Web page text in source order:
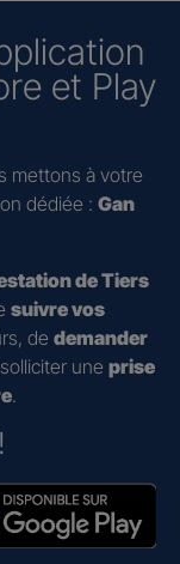
et Play
mettons à votre
dédiée : Gan
de Tiers
suivre vos
de demander
une prise
.